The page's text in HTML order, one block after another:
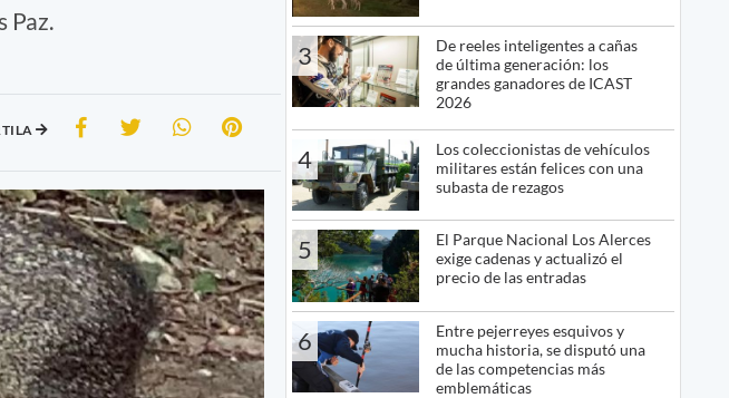
Paz.
3
De reeles inteligentes a cañas
de última generación: los
grandes ganadores de ICAST
2026
4
Los coleccionistas de vehículos
militares están felices con una
subasta de rezagos
5
El Parque Nacional Los Alerces
exige cadenas y actualizó el
precio de las entradas
6
Entre pejerreyes esquivos y
mucha historia, se disputó una
de las competencias más
emblemáticas